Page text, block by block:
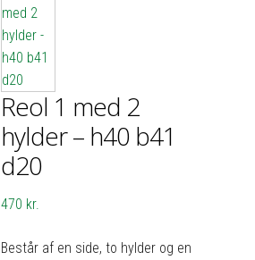
Reol 1 med 2
hylder – h40 b41
d20
470 kr.
Består af en side, to hylder og en